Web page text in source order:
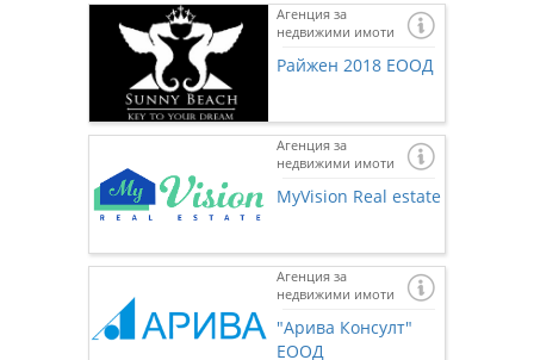
Агенция за
недвижими имоти
Райжен 2018 ЕООД
Агенция за
недвижими имоти
MyVision Real estate
Агенция за
недвижими имоти
"Арива Консулт"
ЕООД